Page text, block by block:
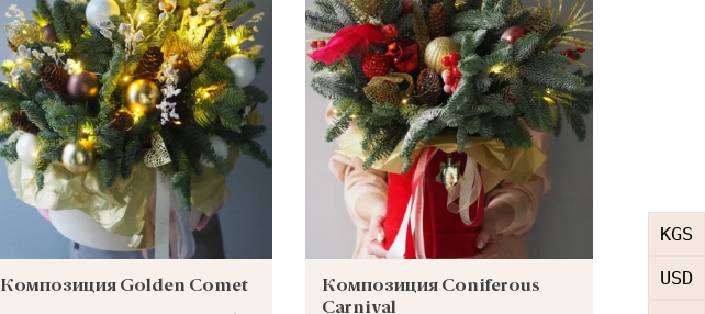
KGS
USD
Композиция Golden Comet
Композиция Coniferous
Carnival